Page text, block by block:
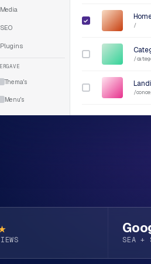
Media
SEO
Plugins
Thema's
Menu's
✓
/
/
/
SEA +